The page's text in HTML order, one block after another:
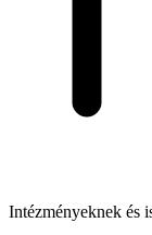
Intézményeknek és